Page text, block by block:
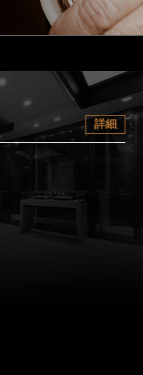
詳細